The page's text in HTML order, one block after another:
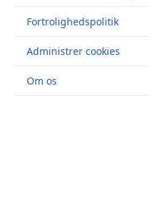
Fortrolighedspolitik
Administrer cookies
Om os